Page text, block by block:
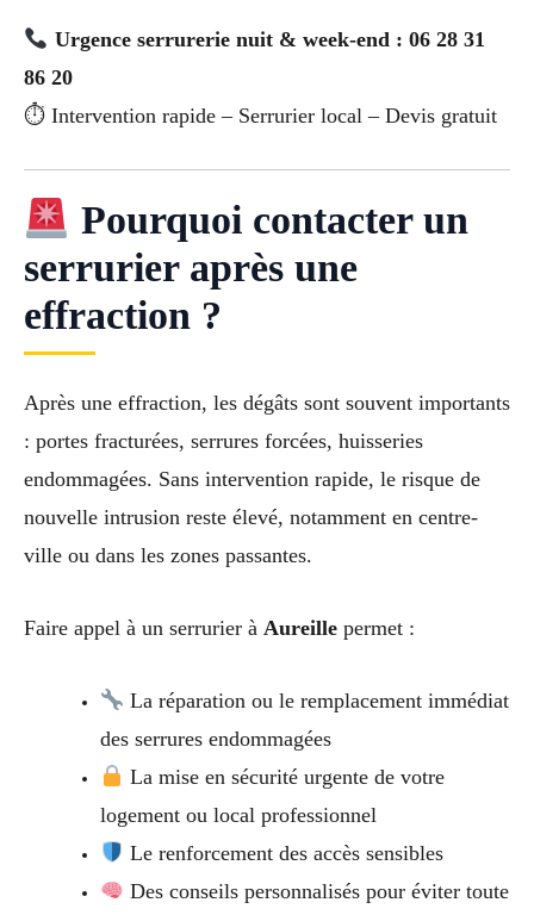
Urgence serrurerie nuit & week-end : 06 28 31
86 20
⏱ Intervention rapide – Serrurier local – Devis gratuit
Pourquoi contacter un
serrurier après une
effraction ?
Après une effraction, les dégâts sont souvent importants
: portes fracturées, serrures forcées, huisseries
endommagées. Sans intervention rapide, le risque de
nouvelle intrusion reste élevé, notamment en centre-
ville ou dans les zones passantes.
Faire appel à un serrurier à Aureille permet :
La réparation ou le remplacement immédiat
des serrures endommagées
La mise en sécurité urgente de votre
logement ou local professionnel
Le renforcement des accès sensibles
Des conseils personnalisés pour éviter toute